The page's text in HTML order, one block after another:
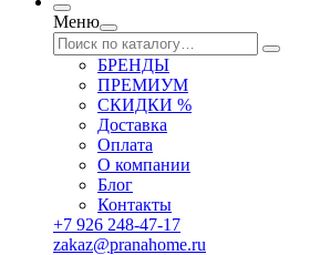
Меню
БРЕНДЫ
ПРЕМИУМ
СКИДКИ %
Доставка
Оплата
О компании
Блог
Контакты
+7 926 248-47-17
zakaz@pranahome.ru